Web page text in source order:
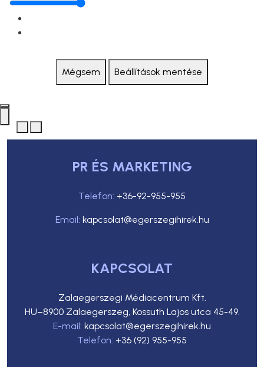
Mégsem Beállítások mentése
PR ÉS MARKETING
Telefon: +36-92-955-955
Email: kapcsolat@egerszegihirek.hu
KAPCSOLAT
Zalaegerszegi Médiacentrum Kft.
HU–8900 Zalaegerszeg, Kossuth Lajos utca 45-49.
E-mail: kapcsolat@egerszegihirek.hu
Telefon: +36 (92) 955-955